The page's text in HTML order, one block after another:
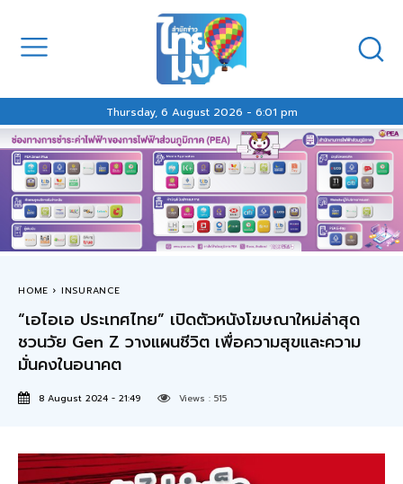
Thursday, 6 August 2026 - 6:01 pm
HOME INSURANCE
“เอไอเอ ประเทศไทย” เปิดตัวหนังโฆษณาใหม่ล่าสุด
ชวนวัย Gen Z วางแผนชีวิต เพื่อความสุขและความ
มั่นคงในอนาคต
8 August 2024 - 21:49 Views : 515